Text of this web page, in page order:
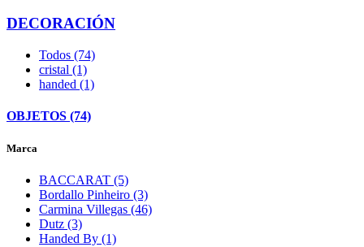
DECORACIÓN
Todos (74)
cristal (1)
handed (1)
OBJETOS (74)
Marca
BACCARAT (5)
Bordallo Pinheiro (3)
Carmina Villegas (46)
Dutz (3)
Handed By (1)